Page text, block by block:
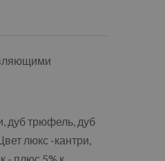
дуб трюфель, дуб
люкс -кантри,